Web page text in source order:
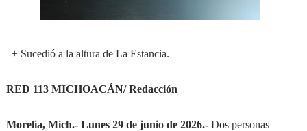
+ Sucedió a la altura de La Estancia.
RED 113 MICHOACÁN/ Redacción
Morelia, Mich.- Lunes 29 de junio de 2026.-Dos personas